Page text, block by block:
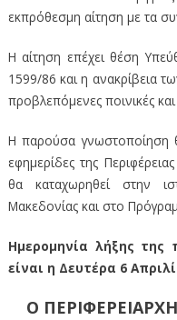
εκπρόθεσμη αίτηση με τα
Η αίτηση επέχει θέση
1599/86 και η ανακρίβεια
προβλεπόμενες ποινικές και
Η παρούσα γνωστοποίηση
εφημερίδες της
θα καταχωρηθεί στην
Μακεδονίας και στο
Ημερομηνία λήξης της
είναι η Δευτέρα 6
Ο